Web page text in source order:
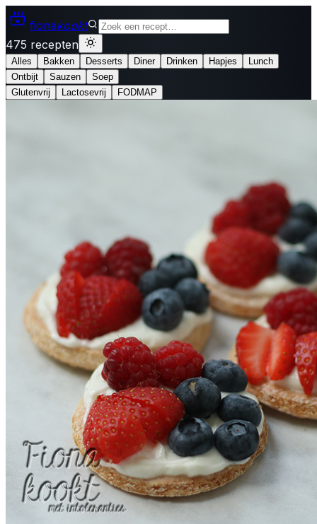
fionakookt
475 recepten
Alles Bakken Desserts Diner Drinken Hapjes
Lunch
Ontbijt
Sauzen
Soep
Glutenvrij
Lactosevrij FODMAP